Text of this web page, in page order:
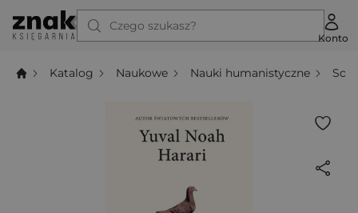
Czego szukasz?
Konto
Katalog Naukowe Nauki humanistyczne